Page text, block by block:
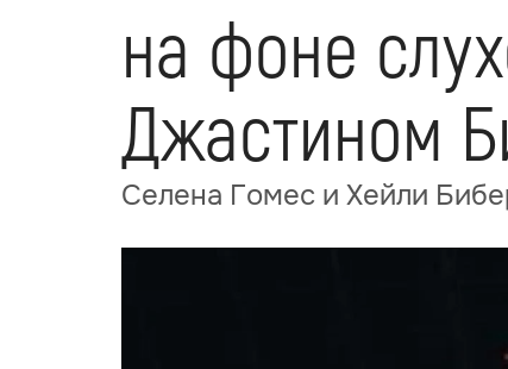
на фоне
Джастином
Селена Гомес и Хейли